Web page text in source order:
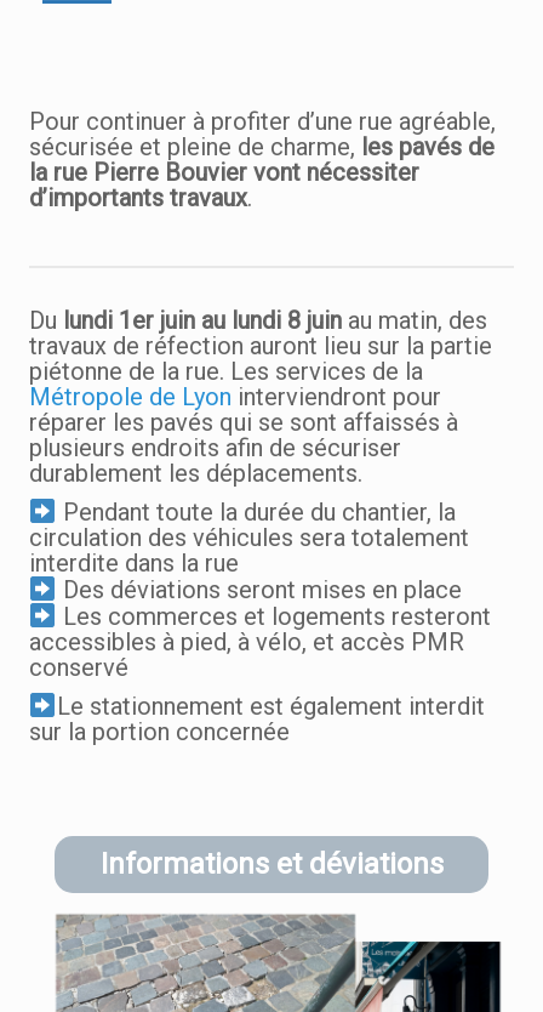
Pour continuer à profiter d’une rue agréable,
sécurisée et pleine de charme, les pavés de
la rue Pierre Bouvier vont nécessiter
d’importants travaux.
Du lundi 1er juin au lundi 8 juin au matin, des
travaux de réfection auront lieu sur la partie
piétonne de la rue. Les services de la
Métropole de Lyon interviendront pour
réparer les pavés qui se sont affaissés à
plusieurs endroits afin de sécuriser
durablement les déplacements.
Pendant toute la durée du chantier, la
circulation des véhicules sera totalement
interdite dans la rue
Des déviations seront mises en place
Les commerces et logements resteront
accessibles à pied, à vélo, et accès PMR
conservé
Le stationnement est également interdit
sur la portion concernée
Informations et déviations